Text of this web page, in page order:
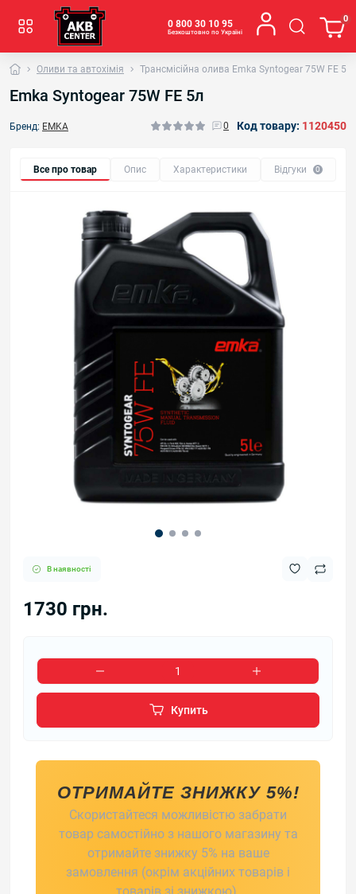
0 800 30 10 95
Безкоштовно по Україні
0
Оливи та автохімія Трансмісійна олива Emka Syntogear 75W FE 5л
Emka Syntogear 75W FE 5л
Бренд: EMKA 0 Код товару: 1120450
Все про товар Опис Характеристики Відгуки 0
В наявності
1730 грн.
Купить
ОТРИМАЙТЕ ЗНИЖКУ 5%!
Скористайтеся можливістю забрати
товар самостійно з нашого магазину та
отримайте знижку 5% на ваше
замовлення (окрім акційних товарів і
товарів зі знижкою).